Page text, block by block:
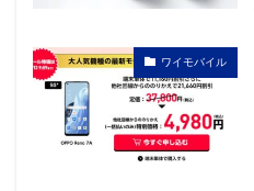
ワイモバイル